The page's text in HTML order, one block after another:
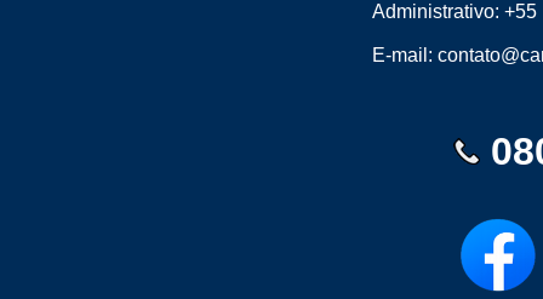
Administrativo:+55
E-mail: